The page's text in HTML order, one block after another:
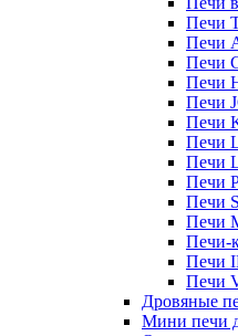
Печи
Печи
Печи
Печи
Печи
Печи
Печи
Печи
Печи
Печи
Печи
Печи-
Печи
Печи
Дровяные
Мини печи